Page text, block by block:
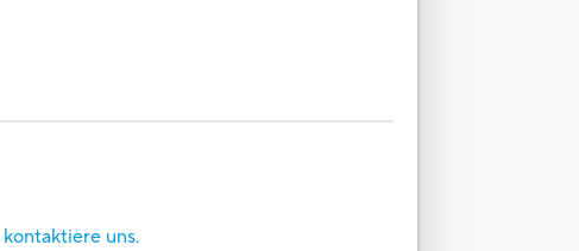
kontaktiere uns.